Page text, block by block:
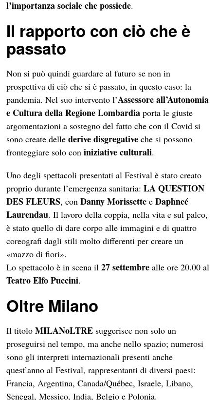
l’importanza sociale che possiede.
Il rapporto con ciò che è
passato
Non si può quindi guardare al futuro se non in
prospettiva di ciò che si è passato, in questo caso: la
pandemia. Nel suo intervento l’Assessore all’Autonomia
e Cultura della Regione Lombardia porta le giuste
argomentazioni a sostegno del fatto che con il Covid si
sono create dellederive disgregative che si possono
fronteggiare solo coniniziative culturali.
Uno degli spettacoli presentati al Festival è stato creato
proprio durante l’emergenza sanitaria:LA QUESTION
DES FLEURS, conDanny Morissette e Daphneé
Laurendau. Il lavoro della coppia, nella vita e sul palco,
è stato quello di dare corpo alle immagini e di quattro
coreografi dagli stili molto differenti per creare un
«mazzo di fiori».
Lo spettacolo è in scena il27 settembre alle ore 20.00 al
Teatro Elfo Puccini.
Oltre Milano
Il titoloMILANoLTRE suggerisce non solo un
proseguirsi nel tempo, ma anche nello spazio; numerosi
sono gli interpreti internazionali presenti anche
quest’anno al Festival, rappresentanti di diversi paesi:
Francia, Argentina, Canada/Québec, Israele, Libano,
Senegal, Messico, India, Belgio e Polonia.